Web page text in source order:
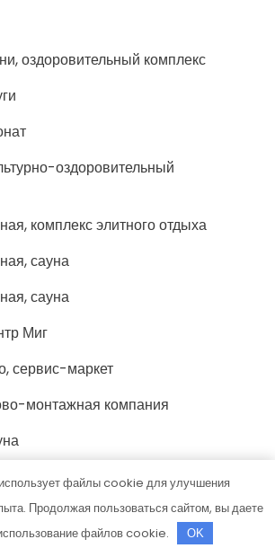
оздоровительный комплекс
оздоровительный
комплекс элитного отдыха
сауна
сауна
Миг
сервис-маркет
монтажная компания
гостевой дом
файлы cookie для улучшения
Продолжая пользоваться сайтом, вы даете
файлов cookie.
OK